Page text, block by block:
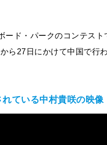
ド・パークのコンテス
ら27日にかけて中国で行
ている中村貴咲の映像